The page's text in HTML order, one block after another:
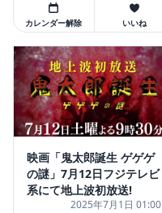
カレンダー解除 いいね
映画「鬼太郎誕生 ゲゲゲ
の謎」7月12日フジテレビ
系にて地上波初放送!
2025年7月1日 01:00